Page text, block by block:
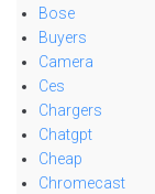
Bose
Buyers
Camera
Ces
Chargers
Chatgpt
Cheap
Chromecast